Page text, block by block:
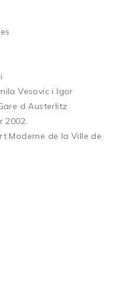
Vesovic i Igor
d Austerlitz
2002.
Moderne de la Ville de